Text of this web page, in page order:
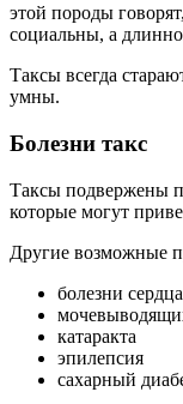
этой породы
социальны, а
Таксы всегда
умны.
Болезни такс
Таксы подвержены
которые могут
Другие возможные
болезни сердца
катаракта
эпилепсия
сахарный